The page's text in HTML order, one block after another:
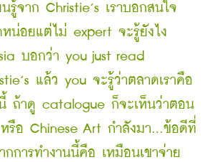
นรู้จาก Christie’s เราบอกสนใจ
น่อยแต่ไม่ expert จะรู้ยังไง
บอกว่า you just read
แล้ว you จะรู้ว่าตลาดเราคือ
นี้ ถ้าดู catalogue ก็จะเห็นว่าตอน
รือ Chinese Art กำลังมา...ข้อดีที่
การทำงานนี้คือ เหมือนเขาจ่าย